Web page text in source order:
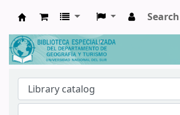
Biblioteca de Geografía y